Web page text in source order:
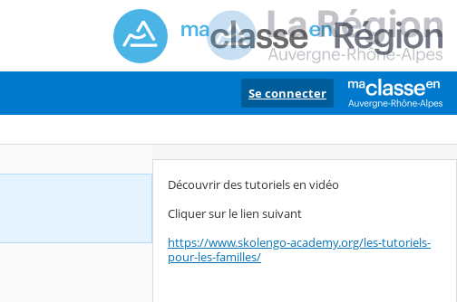
Se connecter
Découvrir des tutoriels en vidéo
Cliquer sur le lien suivant
https://www.skolengo-academy.org/les-tutoriels-
pour-les-familles/